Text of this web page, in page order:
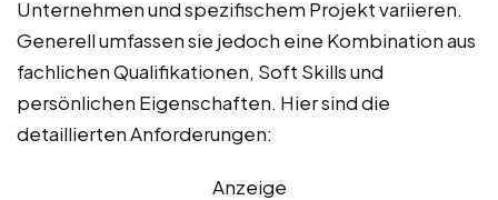
Unternehmen und spezifischem Projekt variieren.
Generell umfassen sie jedoch eine Kombination aus
fachlichen Qualifikationen, Soft Skills und
persönlichen Eigenschaften. Hier sind die
detaillierten Anforderungen:
Anzeige